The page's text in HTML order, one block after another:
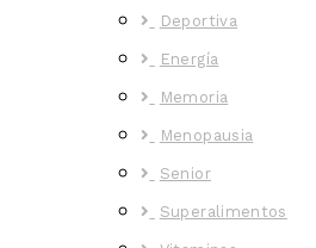
Deportiva
Energía
Memoria
Menopausia
Senior
Superalimentos